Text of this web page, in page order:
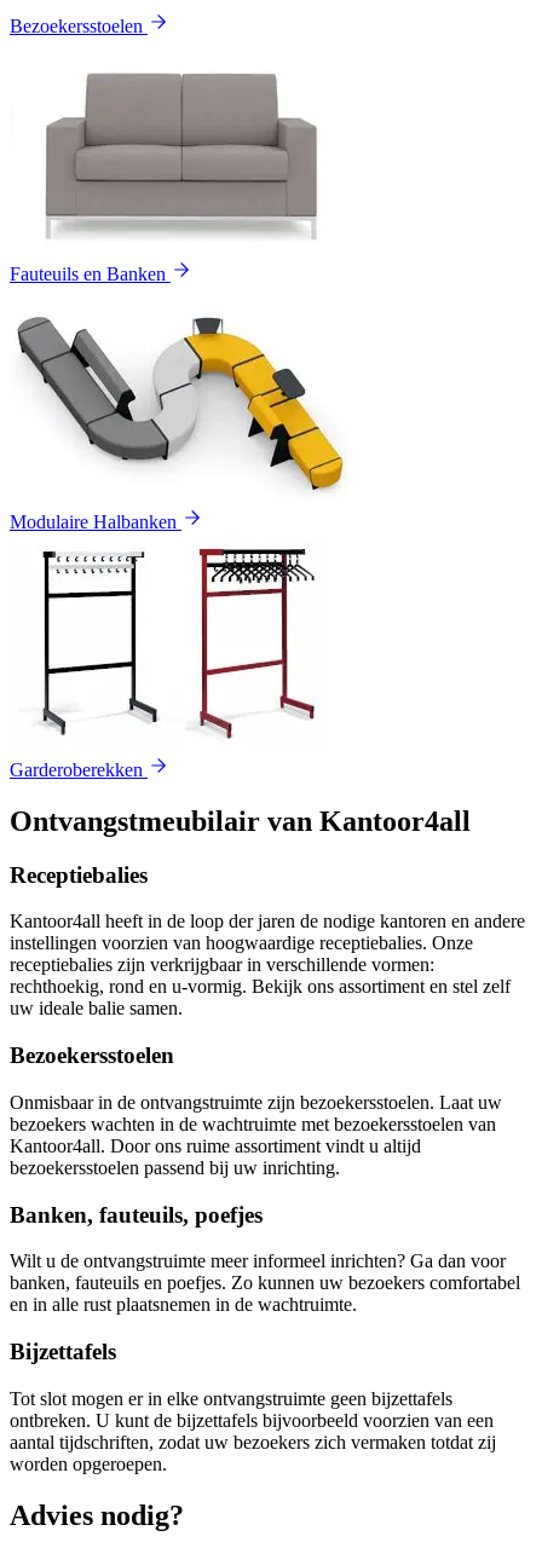
Bezoekersstoelen
Fauteuils en Banken
Modulaire Halbanken
Garderoberekken
Ontvangstmeubilair van Kantoor4all
Receptiebalies
Kantoor4all heeft in de loop der jaren de nodige kantoren en andere
instellingen voorzien van hoogwaardige receptiebalies. Onze
receptiebalies zijn verkrijgbaar in verschillende vormen:
rechthoekig, rond en u-vormig. Bekijk ons assortiment en stel zelf
uw ideale balie samen.
Bezoekersstoelen
Onmisbaar in de ontvangstruimte zijn bezoekersstoelen. Laat uw
bezoekers wachten in de wachtruimte met bezoekersstoelen van
Kantoor4all. Door ons ruime assortiment vindt u altijd
bezoekersstoelen passend bij uw inrichting.
Banken, fauteuils, poefjes
Wilt u de ontvangstruimte meer informeel inrichten? Ga dan voor
banken, fauteuils en poefjes. Zo kunnen uw bezoekers comfortabel
en in alle rust plaatsnemen in de wachtruimte.
Bijzettafels
Tot slot mogen er in elke ontvangstruimte geen bijzettafels
ontbreken. U kunt de bijzettafels bijvoorbeeld voorzien van een
aantal tijdschriften, zodat uw bezoekers zich vermaken totdat zij
worden opgeroepen.
Advies nodig?